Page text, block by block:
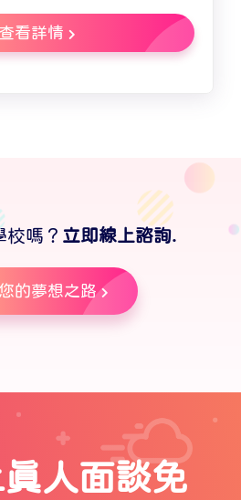
查看詳情
校嗎？ 立即線上諮詢.
的夢想之路
人面談免